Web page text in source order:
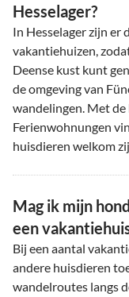
Hesselager?
In Hesselager zijn er
vakantiehuizen,
Deense kust kunt
de omgeving van
wandelingen. Met
Ferienwohnungen
huisdieren welkom
Mag ik mijn
een
Bij een aantal
andere huisdieren
wandelroutes langs